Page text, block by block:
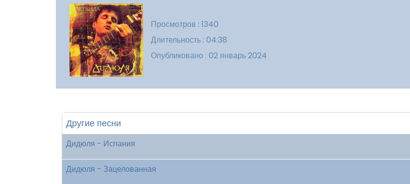
Просмотров : 1340
Длительность : 04:38
Опубликовано : 02 январь 2024
Другие песни
Дидюля - Испания
Дидюля - Зацелованная